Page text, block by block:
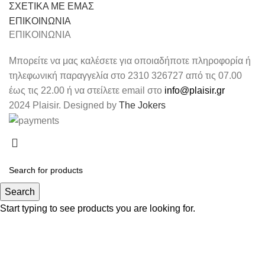
ΣΧΕΤΙΚΑ ΜΕ ΕΜΑΣ
ΕΠΙΚΟΙΝΩΝΙΑ
ΕΠΙΚΟΙΝΩΝΙΑ
Μπορείτε να μας καλέσετε για οποιαδήποτε πληροφορία ή
τηλεφωνική παραγγελία στο 2310 326727 από τις 07.00
έως τις 22.00 ή να στείλετε email στο info@plaisir.gr
2024 Plaisir. Designed by The Jokers
Search
Start typing to see products you are looking for.